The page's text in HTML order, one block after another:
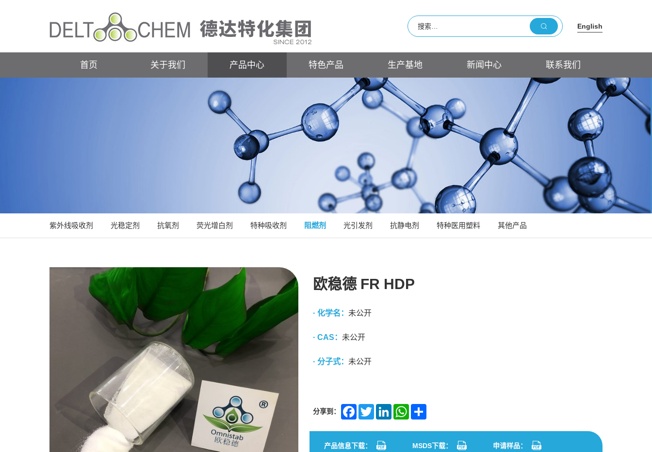
English
首页 关于我们 产品中心 特色产品 生产基地 新闻中心 联系我们
紫外线吸收剂 光稳定剂 抗氧剂 荧光增白剂 特种吸收剂 阻燃剂 光引发剂 抗静电剂 特种医用塑料 其他产品
欧稳德 FR HDP
· 化学名： 未公开
· CAS： 未公开
· 分子式： 未公开
分享到： Facebook
TwitterLinkedInWhatsApp
产品信息下载： MSDS下载：
申请样品：